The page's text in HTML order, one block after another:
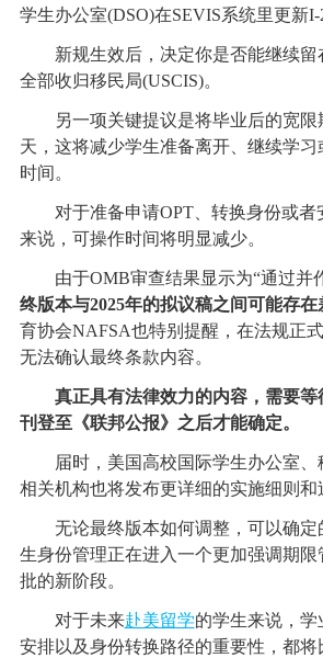
学生办公室(DSO)在SEVIS系统里更新I-
新规生效后，决定你是否能继续留
全部收归移民局(USCIS)。
另一项关键提议是将毕业后的宽限
天，这将减少学生准备离开、继续学
时间。
对于准备申请OPT、转换身份或者
来说，可操作时间将明显减少。
由于OMB审查结果显示为“通过并作
终版本与2025年的拟议稿之间可能存在
育协会NAFSA也特别提醒，在法规正
无法确认最终条款内容。
真正具有法律效力的内容，需要等
刊登至《联邦公报》之后才能确定。
届时，美国高校国际学生办公室、
相关机构也将发布更详细的实施细则和
无论最终版本如何调整，可以确定
生身份管理正在进入一个更加强调期限
批的新阶段。
对于未来赴美留学的学生来说，学
安排以及身份转换路径的重要性，都将